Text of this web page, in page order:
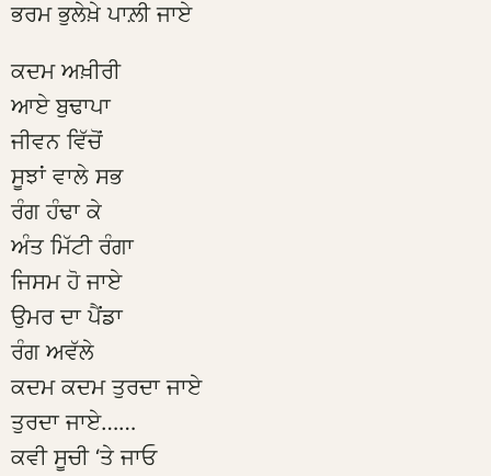
ਭਰਮ ਭੁਲੇਖ਼ੇ ਪਾਲ਼ੀ ਜਾਏ
ਕਦਮ ਅਖ਼ੀਰੀ
ਆਏ ਬੁਢਾਪਾ
ਜੀਵਨ ਵਿੱਚੋਂ
ਸੂਝਾਂ ਵਾਲੇ ਸਭ
ਰੰਗ ਹੰਢਾ ਕੇ
ਅੰਤ ਮਿੱਟੀ ਰੰਗਾ
ਜਿਸਮ ਹੋ ਜਾਏ
ਉਮਰ ਦਾ ਪੈਂਡਾ
ਰੰਗ ਅਵੱਲੇ
ਕਦਮ ਕਦਮ ਤੁਰਦਾ ਜਾਏ
ਤੁਰਦਾ ਜਾਏ……
ਕਵੀ ਸੂਚੀ ‘ਤੇ ਜਾਓ